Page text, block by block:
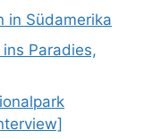
in Südamerika
Paradies,